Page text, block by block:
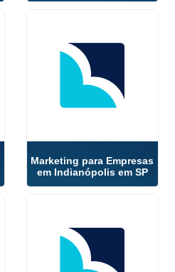
Marketing para Empresas
em Indianópolis em SP